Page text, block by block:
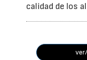
calidad de los